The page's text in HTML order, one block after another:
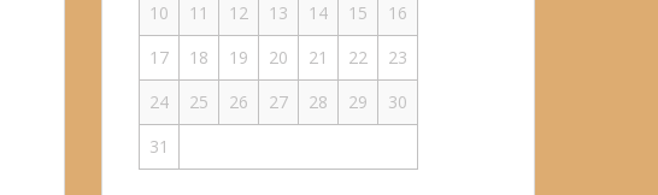
10
11 12 13 14 15
16
17
18 19 20 21 22
23
24
25 26 27 28 29
30
31